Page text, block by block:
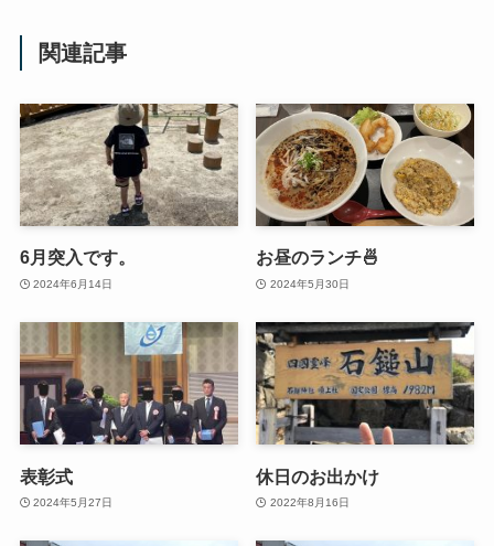
関連記事
6月突入です。
2024年6月14日
お昼のランチ🍜
2024年5月30日
表彰式
2024年5月27日
休日のお出かけ
2022年8月16日